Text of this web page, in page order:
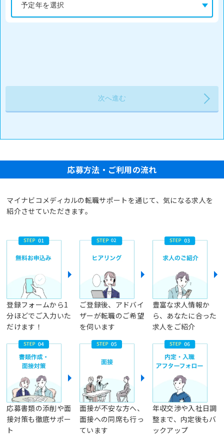
応募方法・ご利用の流れ
マイナビコメディカルの転職サポートを通じて、気になる求人を
紹介させていただきます。
登録フォームから1
分ほどでご入力いた
だけます！
ご登録後、アドバイ
ザーが転職のご希望
を伺います
豊富な求人情報か
ら、あなたに合った
求人をご紹介
応募書類の添削や面
接対策も徹底サポー
ト
面接が不安な方へ、
面接への同席も行っ
ています
年収交渉や入社日調
整まで、内定後もバ
ックアップ